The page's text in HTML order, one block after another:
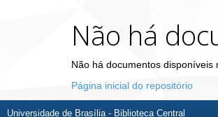
Não há
Não há documentos disponíveis
Página inicial do repositório
Universidade de Brasília - Biblioteca Central